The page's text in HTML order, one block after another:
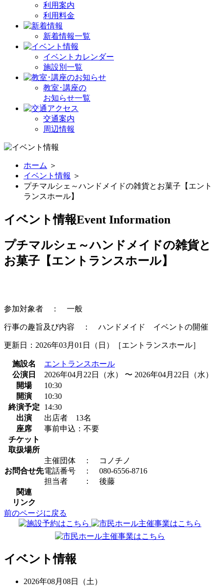
利用案内
利用料金
新着情報一覧
イベントカレンダー
施設別一覧
教室･講座の
お知らせ一覧
交通案内
周辺情報
ホーム ＞
イベント情報 ＞
プチマルシェ～ハンドメイドの雑貨とお菓子【エント
ランスホール】
イベント情報Event Information
プチマルシェ～ハンドメイドの雑貨と
お菓子【エントランスホール】
参加対象者 ： 一般
行事の趣旨及び内容 ： ハンドメイド イベントの開催
更新日：2026年03月01日（日）［エントランスホール］
施設名
エントランスホール
公演日
2026年04月22日（水） 〜 2026年04月22日（水）
開場
10:30
開演
10:30
終演予定
14:30
出演
出店者 13名
座席
事前申込：不要
チケット
取扱場所
お問合せ先
主催団体 ： コノチノ
電話番号 ： 080-6556-8716
担当者 ： 後藤
関連
リンク
前のページに戻る
イベント情報
2026年08月08日（土）